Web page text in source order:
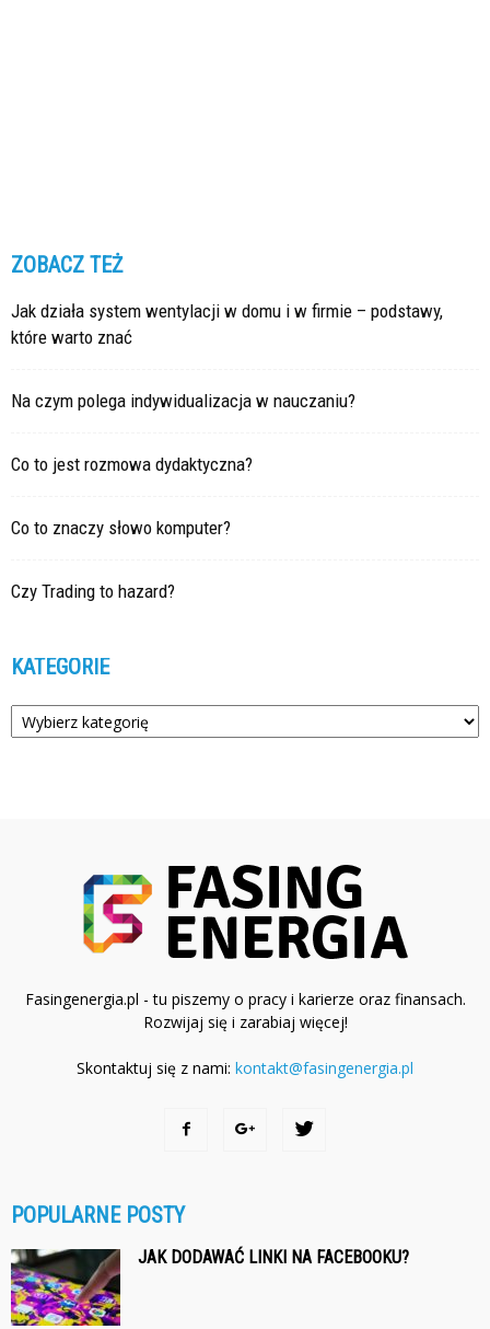
ZOBACZ TEŻ
Jak działa system wentylacji w domu i w firmie – podstawy,
które warto znać
Na czym polega indywidualizacja w nauczaniu?
Co to jest rozmowa dydaktyczna?
Co to znaczy słowo komputer?
Czy Trading to hazard?
KATEGORIE
Kategorie
Fasingenergia.pl - tu piszemy o pracy i karierze oraz finansach.
Rozwijaj się i zarabiaj więcej!
Skontaktuj się z nami: kontakt@fasingenergia.pl
POPULARNE POSTY
JAK DODAWAĆ LINKI NA FACEBOOKU?